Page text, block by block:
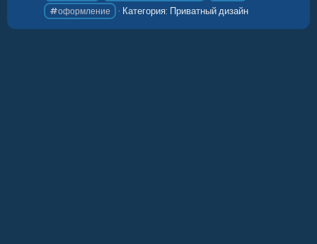
#оформление
Категория: Приватный дизайн